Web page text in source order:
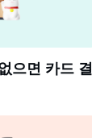
으면 카드 결